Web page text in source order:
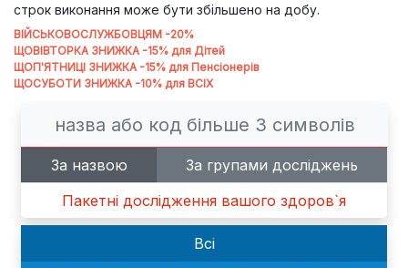
строк виконання може бути збільшено на добу.
ВІЙСЬКОВОСЛУЖБОВЦЯМ -20%
ЩОВІВТОРКА ЗНИЖКА -15% для Дітей
ЩОП'ЯТНИЦІ ЗНИЖКА -15% для Пенсіонерів
ЩОСУБОТИ ЗНИЖКА -10% для ВСІХ
За назвою
За групами досліджень
Пакетні дослідження вашого здоров`я
Всi